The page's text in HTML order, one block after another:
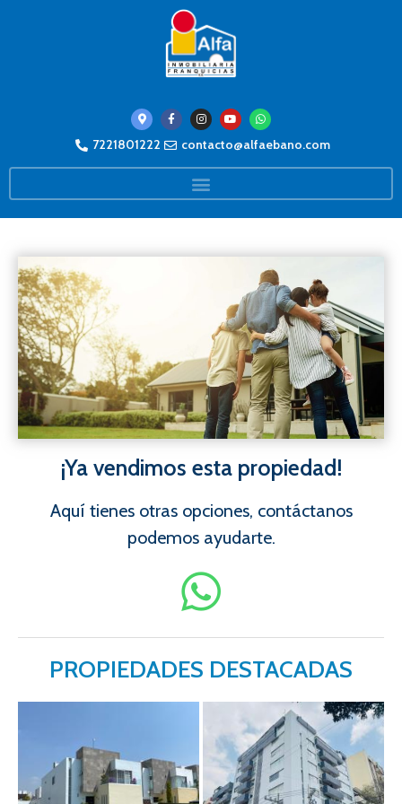
7221801222 contacto@alfaebano.com
¡Ya vendimos esta propiedad!
Aquí tienes otras opciones, contáctanos
podemos ayudarte.
PROPIEDADES DESTACADAS